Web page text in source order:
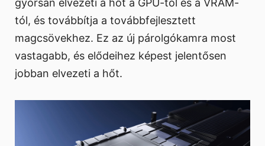
gyorsan elvezeti a hőt a GPU-tól és a VRAM-
tól, és továbbítja a továbbfejlesztett
magcsövekhez. Ez az új párolgókamra most
vastagabb, és elődeihez képest jelentősen
jobban elvezeti a hőt.